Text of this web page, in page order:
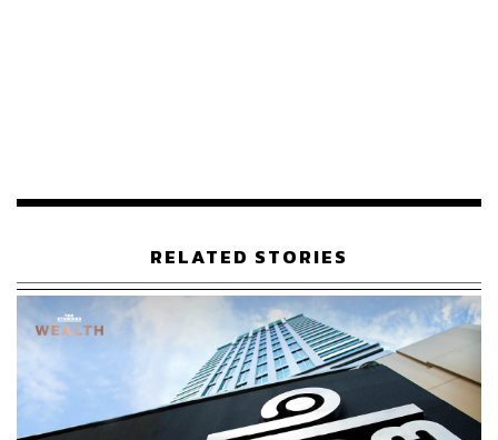
โครงการเหมาะสมเมื่อเทียบกับโครงการอื่นๆ ในช่วงเวลานั้น
บริษัทเมื่อเปรียบเทียบกับค่าก่อสร้างของโครงการลักษณะ
คล้ายกันของบริษัทอื่นๆ ที่อยู่ในตลาดหลักทรัพย์ในช่วงเวลา
เดียวกัน โครงการของ EA ก็มีต้นทุนที่ต่ำที่สุด และมี
ประสิทธิภาพในการทำกำไรสูงสุด จนทำให้เกิดผลตอบแทน
จากการลงทุน (IRR) สูงสุด
อย่างไรก็ตาม ตามที่สำนักงานคณะกรรมการกำกับหลัก
RELATED STORIES